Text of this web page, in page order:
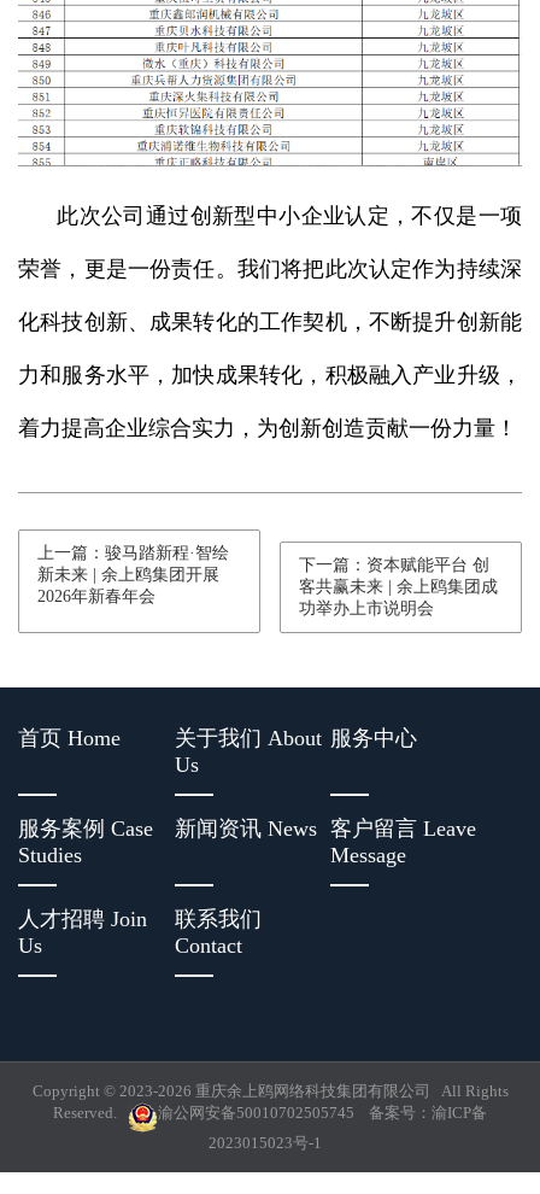
此次公司通过创新型中小企业认定，不仅是一项
荣誉，更是一份责任。我们将把此次认定作为持续深
化科技创新、成果转化的工作契机，不断提升创新能
力和服务水平，加快成果转化，积极融入产业升级，
着力提高企业综合实力，为创新创造贡献一份力量！
上一篇：骏马踏新程·智绘
新未来 | 余上鸥集团开展
2026年新春年会
下一篇：资本赋能平台 创
客共赢未来 | 余上鸥集团成
功举办上市说明会
首页 Home
关于我们 About
Us
服务中心
服务案例 Case
Studies
新闻资讯 News 客户留言 Leave
Message
人才招聘 Join
Us
联系我们
Contact
Copyright © 2023-2026 重庆余上鸥网络科技集团有限公司 All Rights
Reserved.
渝公网安备50010702505745 备案号： 渝ICP备
2023015023号-1